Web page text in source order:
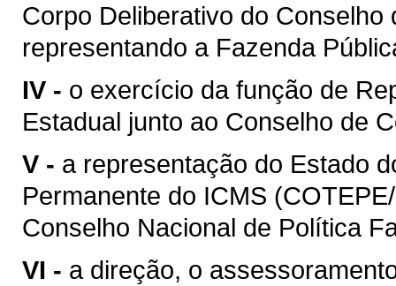
Corpo Deliberativo do
representando a Fazenda
IV - o exercício da função de
Estadual junto ao Conselho de
V - a representação do Estado
Permanente do ICMS
Conselho Nacional de Política
VI - a direção, o